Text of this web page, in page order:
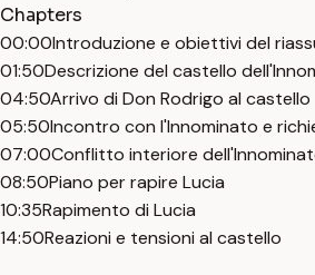
Chapters
00:00Introduzione e obiettivi del
01:50Descrizione del castello
04:50Arrivo di Don Rodrigo al castello
05:50Incontro con l'Innominato e
07:00Conflitto interiore
08:50Piano per rapire Lucia
10:35Rapimento di Lucia
14:50Reazioni e tensioni al castello